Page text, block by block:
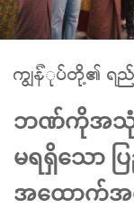
ကျွန််ုပ်တို့၏ ရည်
ဘဏ်ကိုအသုံး
မရရှိသော
အထောက်အ